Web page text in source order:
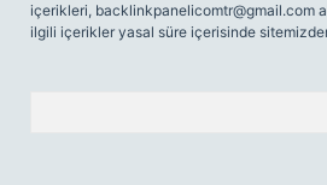
içerikleri, backlinkpanelicomtr@gmail.com
ilgili içerikler yasal süre içerisinde